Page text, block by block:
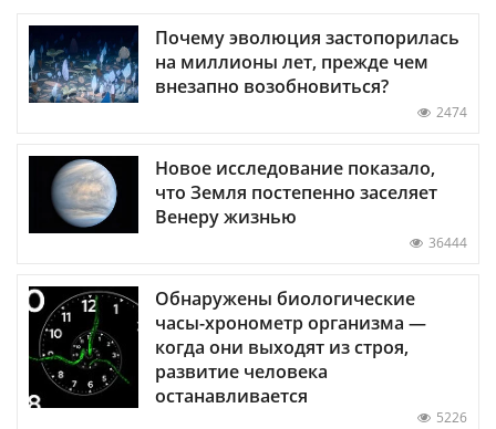
Почему эволюция застопорилась
на миллионы лет, прежде чем
внезапно возобновиться?
2474
Новое исследование показало,
что Земля постепенно заселяет
Венеру жизнью
36444
Обнаружены биологические
часы-хронометр организма —
когда они выходят из строя,
развитие человека
останавливается
5226